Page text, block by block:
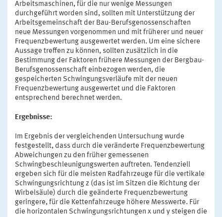
Arbeitsmaschinen, für die nur wenige Messungen
durchgeführt worden sind, sollten mit Unterstützung der
Arbeitsgemeinschaft der Bau-Berufsgenossenschaften
neue Messungen vorgenommen und mit früherer und neuer
Frequenzbewertung ausgewertet werden. Um eine sichere
Aussage treffen zu können, sollten zusätzlich in die
Bestimmung der Faktoren frühere Messungen der Bergbau-
Berufsgenossenschaft einbezogen werden, die
gespeicherten Schwingungsverläufe mit der neuen
Frequenzbewertung ausgewertet und die Faktoren
entsprechend berechnet werden.
Ergebnisse:
Im Ergebnis der vergleichenden Untersuchung wurde
festgestellt, dass durch die veränderte Frequenzbewertung
Abweichungen zu den früher gemessenen
Schwingbeschleunigungswerten auftreten. Tendenziell
ergeben sich für die meisten Radfahrzeuge für die vertikale
Schwingungsrichtung z (das ist im Sitzen die Richtung der
Wirbelsäule) durch die geänderte Frequenzbewertung
geringere, für die Kettenfahrzeuge höhere Messwerte. Für
die horizontalen Schwingungsrichtungen x und y steigen die